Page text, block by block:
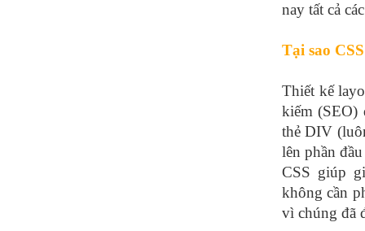
nay tất cả
Tại sao
Thiết kế
kiếm (SEO)
thẻ DIV
lên phần
CSS giúp
không cần
vì chúng đã